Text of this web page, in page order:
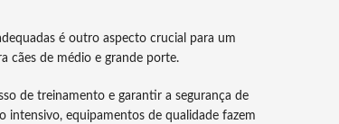
é outro aspecto crucial para um
cães de médio e grande porte.
de treinamento e garantir a segurança de
intensivo, equipamentos de qualidade fazem